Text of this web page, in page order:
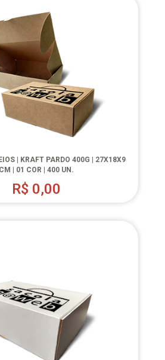
| KRAFT PARDO 400G | 27X18X9
CM | 01 COR | 400 UN.
R$ 0,00